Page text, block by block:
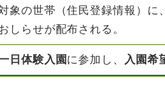
象の世帯（住民登録情報）に、
しらせが配布される。
日体験入園に参加し、 入園希